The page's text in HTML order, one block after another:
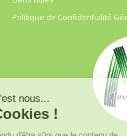
Politique de Confidentialité